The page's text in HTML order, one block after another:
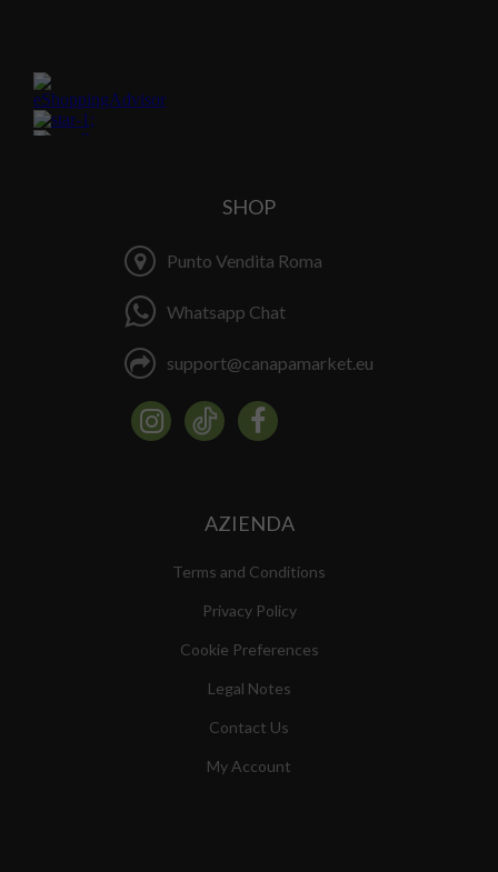
SHOP
Punto Vendita Roma
Whatsapp Chat
support@canapamarket.eu
AZIENDA
Terms and Conditions
Privacy Policy
Cookie Preferences
Legal Notes
Contact Us
My Account